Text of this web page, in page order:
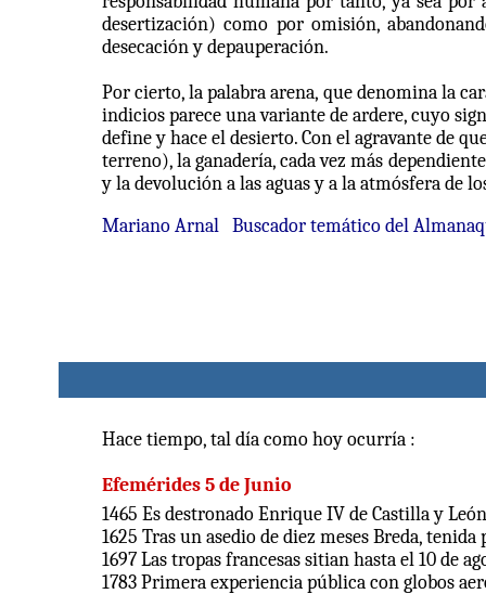
desertización) como por omisión,
desecación y depauperación.
Por cierto, la palabra arena, que denomina la
indicios parece una variante de ardere, cuyo
define y hace el desierto. Con el agravante de
terreno), la ganadería, cada vez más
y la devolución a las aguas y a la atmósfera de
Mariano Arnal Buscador temático del
Hace tiempo, tal día como hoy ocurría :
Efemérides 5de Junio
1465 Es destronado Enrique IV de Castilla y
1625 Tras un asedio de diez meses Breda,
1697 Las tropas francesas sitian hasta el 10 de
1783 Primera experiencia pública con globos